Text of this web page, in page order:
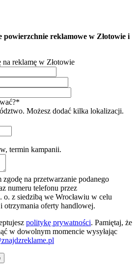
powierzchnie reklamowe w Złotowie i
na reklamę w Złotowie
Możesz dodać kilka lokalizacji.
termin kampanii.
zgodę na przetwarzanie podanego
numeru telefonu przez
o. z siedzibą we Wrocławiu w celu
otrzymania oferty handlowej.
politykę prywatności. Pamiętaj, że
w dowolnym momencie wysyłając